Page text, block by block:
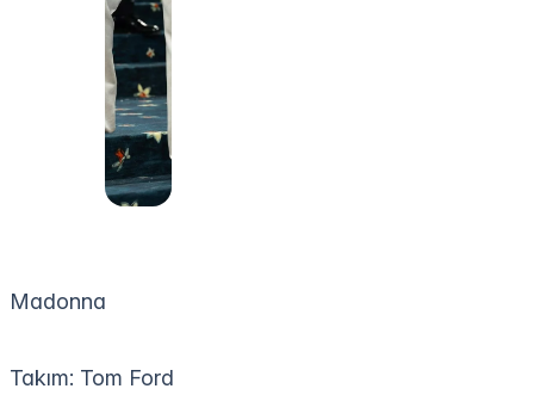
Madonna
Takım: Tom Ford